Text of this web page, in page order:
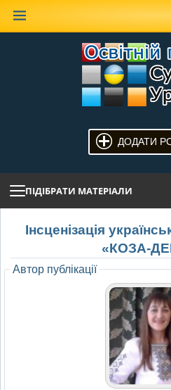
ДОДАТИ
ПІДІБРАТИ МАТЕРІАЛИ
Інсценізація
«КОЗА-
Автор публікації